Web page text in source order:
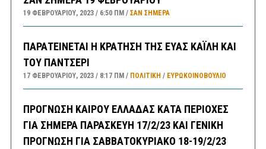
19 ΦΕΒΡΟΥΑΡΊΟΥ, 2023 6:50 ΠΜ ΣΑΝ ΣΉΜΕΡΑ
ΠΑΡΑΤΕΙΝΕΤΑΙ Η ΚΡΑΤΗΣΗ ΤΗΣ ΕΥΑΣ ΚΑΪΛΗ ΚΑΙ
ΤΟΥ ΠΑΝΤΣΕΡΙ
17 ΦΕΒΡΟΥΑΡΊΟΥ, 2023 8:17 ΠΜ ΠΟΛΙΤΙΚΗ / ΕΥΡΩΚΟΙΝΟΒΟΥΛΙΟ
ΠΡΟΓΝΩΣΗ ΚΑΙΡΟΥ ΕΛΛΑΔΑΣ ΚΑΤΑ ΠΕΡΙΟΧΕΣ
ΓΙΑ ΣΗΜΕΡΑ ΠΑΡΑΣΚΕΥΗ 17/2/23 ΚΑΙ ΓΕΝΙΚΗ
ΠΡΟΓΝΩΣΗ ΓΙΑ ΣΑΒΒΑΤΟΚΥΡΙΑΚΟ 18-19/2/23